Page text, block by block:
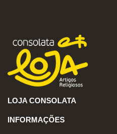
LOJA CONSOLATA
INFORMAÇÕES